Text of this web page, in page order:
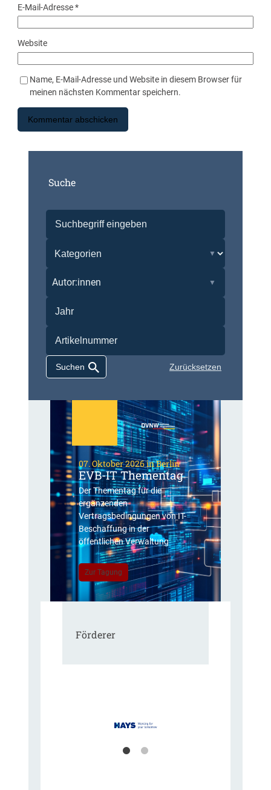
E-Mail-Adresse*
Website
Name, E-Mail-Adresse und Website in diesem Browser für
meinen nächsten Kommentar speichern.
Suche
Autor:innen
Zurücksetzen
07. Oktober 2026 in Berlin
EVB-IT Thementag
Der Thementag für die
ergänzenden
Vertragsbedingungen von IT-
Beschaffung in der
öffentlichen Verwaltung
Zur Tagung
Förderer